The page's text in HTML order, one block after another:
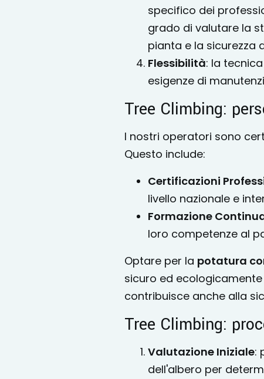
specifico dei
grado di valutare la
pianta e la sicurezza
Flessibilità: la
esigenze di
Tree Climbing:
I nostri operatori sono
Questo include:
Certificazioni
livello nazionale e
Formazione
loro competenze al
Optare per la potatura
sicuro ed
contribuisce anche alla
Tree Climbing:
Valutazione Iniziale:
dell'albero per